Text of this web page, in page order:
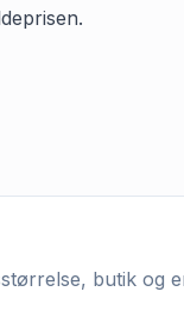
butik og